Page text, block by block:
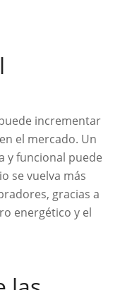
incrementar
el mercado. Un
y funcional puede
se vuelva más
gracias a
energético y el